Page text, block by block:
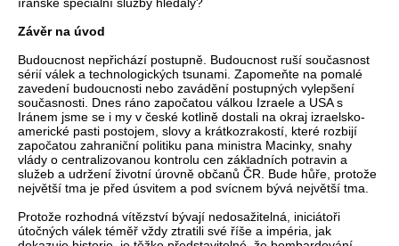
Závěr na úvod
Budoucnost nepřichází postupně. Budoucnost ruší současnost
sérií válek a technologických tsunami. Zapomeňte na pomalé
zavedení budoucnosti nebo zavádění postupných vylepšení
současnosti. Dnes ráno započatou válkou Izraele a USA s
Iránem jsme se i my v české kotlině dostali na okraj izraelsko-
americké pasti postojem, slovy a krátkozrakostí, které rozbijí
započatou zahraniční politiku pana ministra Macinky, snahy
vlády o centralizovanou kontrolu cen základních potravin a
služeb a udržení životní úrovně občanů ČR. Bude hůře, protože
největší tma je před úsvitem a pod svícnem bývá největší tma.
Protože rozhodná vítězství bývají nedosažitelná, iniciátoři
útočných válek téměř vždy ztratili své říše a impéria, jak